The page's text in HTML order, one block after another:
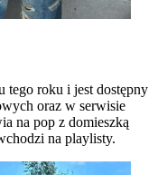
tego roku i jest dostępny
oraz w serwisie
na pop z domieszką
na playlisty.